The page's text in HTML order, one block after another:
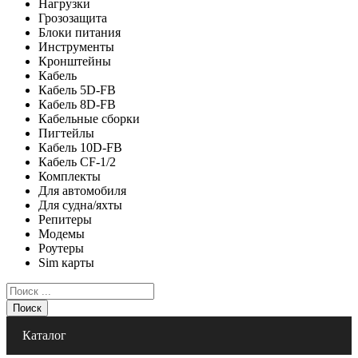
Нагрузки
Грозозащита
Блоки питания
Инструменты
Кронштейны
Кабель
Кабель 5D-FB
Кабель 8D-FB
Кабельные сборки
Пигтейлы
Кабель 10D-FB
Кабель CF-1/2
Комплекты
Для автомобиля
Для судна/яхты
Репитеры
Модемы
Роутеры
Sim карты
Поиск
Каталог